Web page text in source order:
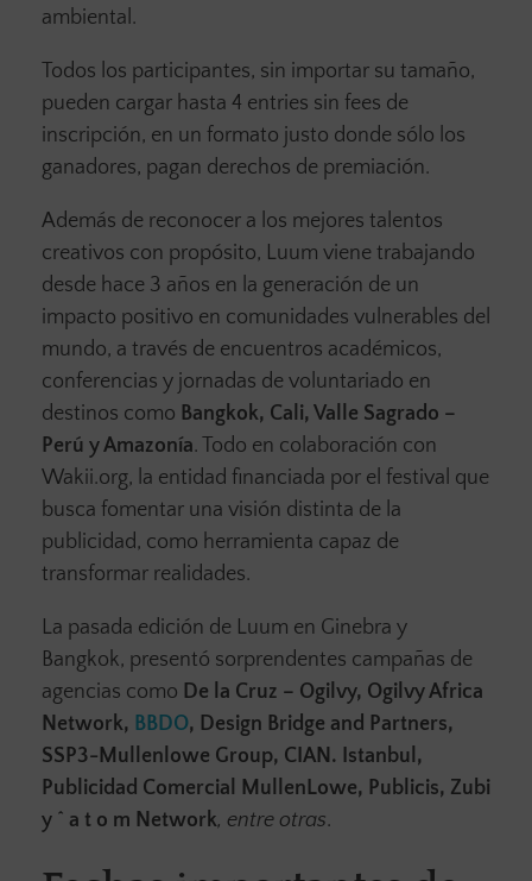
ambiental.
Todos los participantes, sin importar su tamaño,
pueden cargar hasta 4 entries sin fees de
inscripción, en un formato justo donde sólo los
ganadores, pagan derechos de premiación.
Además de reconocer a los mejores talentos
creativos con propósito, Luum viene trabajando
desde hace 3 años en la generación de un
impacto positivo en comunidades vulnerables del
mundo, a través de encuentros académicos,
conferencias y jornadas de voluntariado en
destinos como Bangkok, Cali, Valle Sagrado –
Perú y Amazonía. Todo en colaboración con
Wakii.org, la entidad financiada por el festival que
busca fomentar una visión distinta de la
publicidad, como herramienta capaz de
transformar realidades.
La pasada edición de Luum en Ginebra y
Bangkok, presentó sorprendentes campañas de
agencias como De la Cruz – Ogilvy, Ogilvy Africa
Network, BBDO, Design Bridge and Partners,
SSP3-Mullenlowe Group, CIAN. Istanbul,
Publicidad Comercial MullenLowe, Publicis, Zubi
y ^ a t o m Network, entre otras.